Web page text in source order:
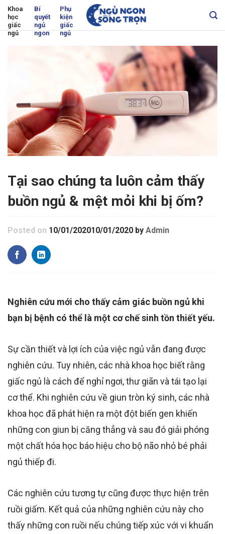
Skip
content
Khoa
học
giấc
ngủ
Bí
quyết
ngủ
ngon
Phụ
kiện
giấc
ngủ
Tại sao chúng ta luôn cảm thấy
buồn ngủ & mệt mỏi khi bị ốm?
Posted on 10/01/202010/01/2020 by Admin
Nghiên cứu mới cho thấy cảm giác buồn ngủ khi
bạn bị bệnh có thể là một cơ chế sinh tồn thiết yếu.
Sự cần thiết và lợi ích của việc ngủ vẫn đang được
nghiên cứu. Tuy nhiên, các nhà khoa học biết rằng
giấc ngủ là cách để nghỉ ngơi, thư giãn và tái tạo lại
cơ thể. Khi nghiên cứu về giun tròn ký sinh, các nhà
khoa học đã phát hiện ra một đột biến gen khiến
những con giun bị căng thẳng và sau đó giải phóng
một chất hóa học báo hiệu cho bộ não nhỏ bé phải
ngủ thiếp đi.
Các nghiên cứu tương tựcũng được thực hiện trên
ruồi giấm. Kết quả của những nghiên cứu này cho
thấy những con ruồi nếu chúng tiếp xúc với vi khuẩn